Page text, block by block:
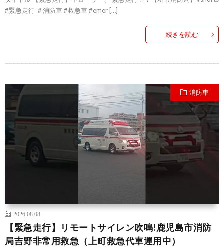
#緊急走行 ＃消防車 #救急車 #emer […]
続きを読む
消防車
2026.08.08
【緊急走行】リモートサイレン吹鳴!鹿児島市消防
局吉野非常用救急（上町救急代車運用中）